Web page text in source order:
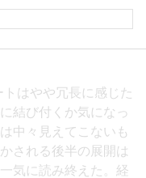
はやや冗長に感じた
結び付くか気になっ
中々見えてこないも
される後半の展開は
気に読み終えた。経